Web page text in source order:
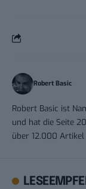
Robert Basic
Robert Basic ist
und hat die Seite
über 12.000